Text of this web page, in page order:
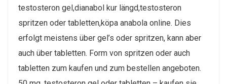
testosteron gel,dianabol kur längd,testosteron
spritzen oder tabletten,köpa anabola online. Dies
erfolgt meistens über gel’s oder spritzen, kann aber
auch über tabletten. Form von spritzen oder auch
tabletten zum kaufen und zum bestellen angeboten.